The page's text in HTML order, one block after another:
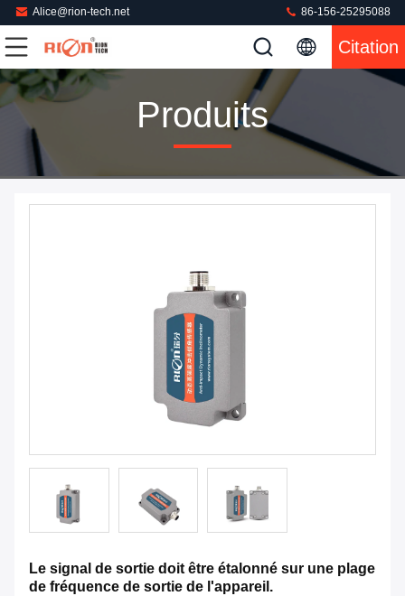
Alice@rion-tech.net 86-156-25295088
Citation
Produits
Le signal de sortie doit être étalonné sur une plage
de fréquence de sortie de l'appareil.